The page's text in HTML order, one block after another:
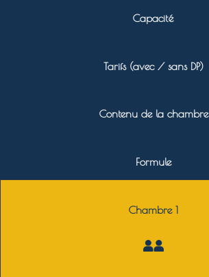
Capacité
Tarifs (avec / sans DP)
Contenu de la chambre
Formule
Chambre 1